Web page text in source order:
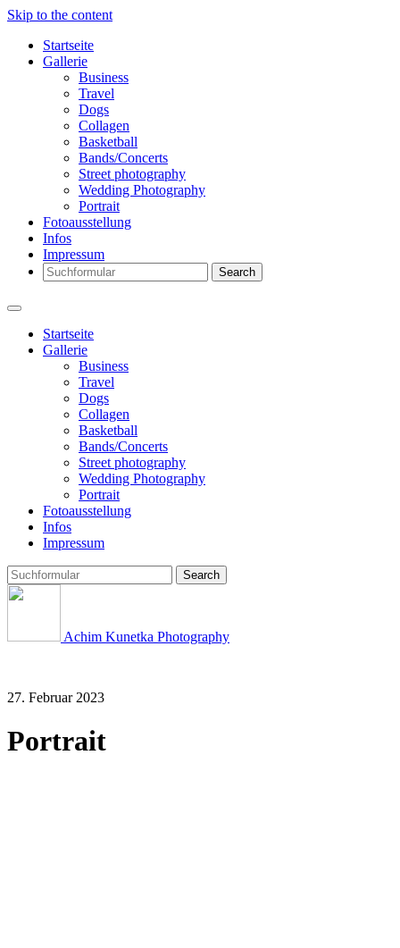
Skip to the content
Startseite
Gallerie
Business
Travel
Dogs
Collagen
Basketball
Bands/Concerts
Street photography
Wedding Photography
Portrait
Fotoausstellung
Infos
Impressum
Search
Startseite
Gallerie
Business
Travel
Dogs
Collagen
Basketball
Bands/Concerts
Street photography
Wedding Photography
Portrait
Fotoausstellung
Infos
Impressum
Search
Achim Kunetka Photography
27. Februar 2023
Portrait